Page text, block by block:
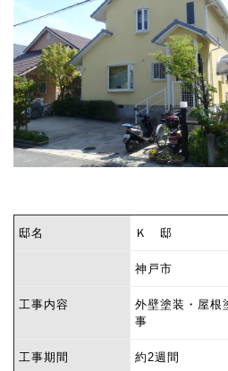
邸名 Ｋ 邸
神戸市
工事内容
外壁塗装・屋根
事
工事期間 約2週間